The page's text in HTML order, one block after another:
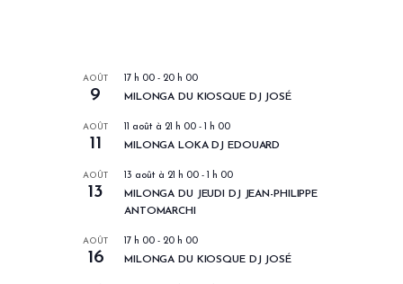
AOÛT
9
17 h 00 - 20 h 00
MILONGA DU KIOSQUE DJ JOSÉ
AOÛT
11
11 août à 21 h 00 - 1 h 00
MILONGA LOKA DJ EDOUARD
AOÛT
13
13 août à 21 h 00 - 1 h 00
MILONGA DU JEUDI DJ JEAN-PHILIPPE
ANTOMARCHI
AOÛT
16
17 h 00 - 20 h 00
MILONGA DU KIOSQUE DJ JOSÉ